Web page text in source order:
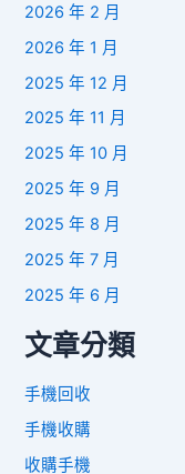
2026 年 2 月
2026 年 1 月
2025 年 12 月
2025 年 11 月
2025 年 10 月
2025 年 9 月
2025 年 8 月
2025 年 7 月
2025 年 6 月
文章分類
手機回收
手機收購
收購手機